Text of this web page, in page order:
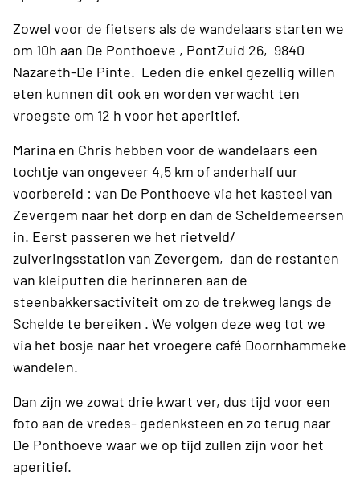
Zowel voor de fietsers als de wandelaars starten we
om 10h aan De Ponthoeve , PontZuid 26, 9840
Nazareth-De Pinte. Leden die enkel gezellig willen
eten kunnen dit ook en worden verwacht ten
vroegste om 12 h voor het aperitief.
Marina en Chris hebben voor de wandelaars een
tochtje van ongeveer 4,5 km of anderhalf uur
voorbereid : van De Ponthoeve via het kasteel van
Zevergem naar het dorp en dan de Scheldemeersen
in. Eerst passeren we het rietveld/
zuiveringsstation van Zevergem, dan de restanten
van kleiputten die herinneren aan de
steenbakkersactiviteit om zo de trekweg langs de
Schelde te bereiken . We volgen deze weg tot we
via het bosje naar het vroegere café Doornhammeke
wandelen.
Dan zijn we zowat drie kwart ver, dus tijd voor een
foto aan de vredes- gedenksteen en zo terug naar
De Ponthoeve waar we op tijd zullen zijn voor het
aperitief.